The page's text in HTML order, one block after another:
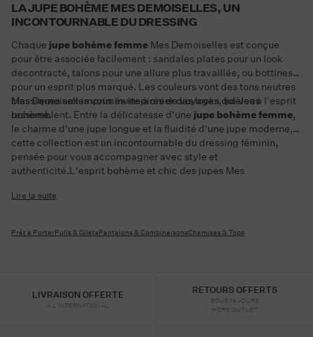
LA JUPE BOHÈME MES DEMOISELLES, UN
INCONTOURNABLE DU DRESSING
Chaque jupe bohème femme Mes Demoiselles est conçue
pour être associée facilement : sandales plates pour un look
décontracté, talons pour une allure plus travaillée, ou bottines
pour un esprit plus marqué. Les couleurs vont des tons neutres
classiques aux imprimés inspirés de voyages, fidèles à l'esprit
bohème.
Mes Demoiselles vous invite à créer des looks qui vous
ressemblent. Entre la délicatesse d'une jupe bohème femme,
le charme d'une jupe longue et la fluidité d'une jupe moderne,
cette collection est un incontournable du dressing féminin,
pensée pour vous accompagner avec style et
authenticité.L'esprit bohème et chic des jupes Mes
Lire la suite
Prêt à PorterPulls & GiletsPantalons & CombinaisonsChemises & Tops
LIVRAISON OFFERTE
À L’INTERNATIONAL
RETOURS OFFERTS
SOUS 14 JOURS
HORS OUTLET